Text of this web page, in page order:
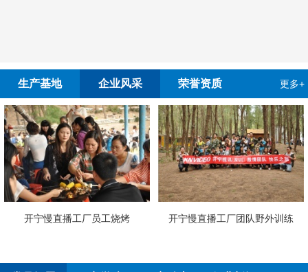
生产基地 企业风采 荣誉资质 更多+
员工烧烤
开宁慢直播工厂团队野外训练